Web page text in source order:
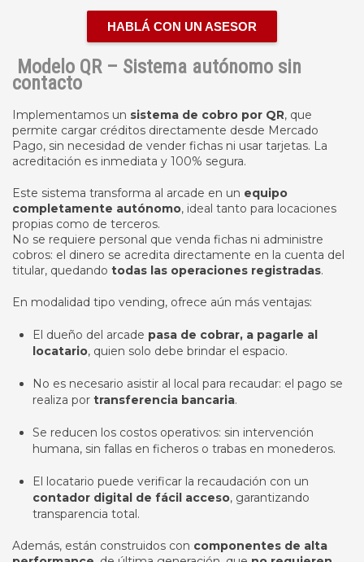
HABLÁ CON UN ASESOR
Modelo QR – Sistema autónomo sin
contacto
Implementamos un sistema de cobro por QR, que
permite cargar créditos directamente desde Mercado
Pago, sin necesidad de vender fichas ni usar tarjetas. La
acreditación es inmediata y 100% segura.
Este sistema transforma al arcade en un equipo
completamente autónomo, ideal tanto para locaciones
propias como de terceros.
No se requiere personal que venda fichas ni administre
cobros: el dinero se acredita directamente en la cuenta del
titular, quedando todas las operaciones registradas.
En modalidad tipo vending, ofrece aún más ventajas:
El dueño del arcade pasa de cobrar, a pagarle al
locatario, quien solo debe brindar el espacio.
No es necesario asistir al local para recaudar: el pago se
realiza por transferencia bancaria.
Se reducen los costos operativos: sin intervención
humana, sin fallas en ficheros o trabas en monederos.
El locatario puede verificar la recaudación con un
contador digital de fácil acceso, garantizando
transparencia total.
Además, están construidos con componentes de alta